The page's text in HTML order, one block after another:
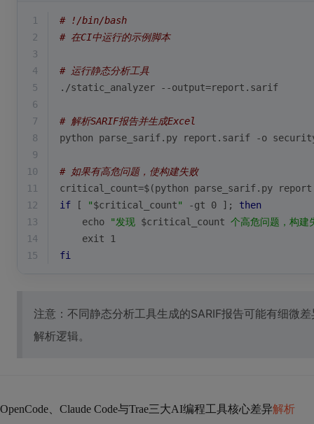
1
# !/bin/bash
2
# 在CI中运行的示例脚本
3
4
# 运行静态分析工具
5
./static_analyzer --output=report.sarif
6
7
# 解析SARIF报告并生成Excel
8
python parse_sarif.py report.sarif -o
9
10
# 如果有高危问题，使构建失败
11
critical_count=$(python parse_sarif.py
12
if [ "$critical_count" -gt 0 ]; then
13
echo "发现 $critical_count 个高危问题，构
14
exit 1
15
fi
注意：不同静态分析工具生成的SARIF报告可能有细微
解析逻辑。
OpenCode、Claude Code与Trae三大AI编程工具核心差异解析